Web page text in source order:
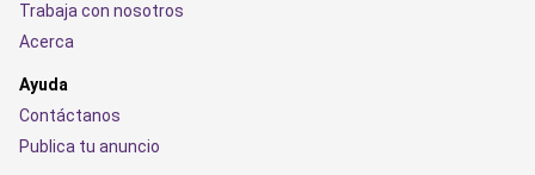
Trabaja con nosotros
Acerca
Ayuda
Contáctanos
Publica tu anuncio